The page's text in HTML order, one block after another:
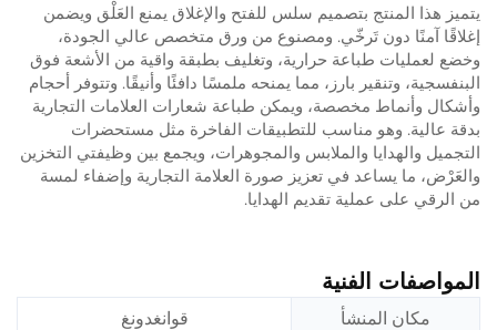
يتميز هذا المنتج بتصميم سلس للفتح والإغلاق يمنع العَلْق ويضمن
إغلاقًا آمنًا دون تَرخّي. ومصنوع من ورق متخصص عالي الجودة،
وخضع لعمليات طباعة حرارية، وتغليف بطبقة واقية من الأشعة فوق
البنفسجية، وتنقير بارز، مما يمنحه ملمسًا دافئًا وأنيقًا. وتتوفر أحجام
وأشكال وأنماط مخصصة، ويمكن طباعة شعارات العلامات التجارية
بدقة عالية. وهو مناسب للتطبيقات الفاخرة مثل مستحضرات
التجميل والهدايا والملابس والمجوهرات، ويجمع بين وظيفتي التخزين
والعَرْض، ما يساعد في تعزيز صورة العلامة التجارية وإضفاء لمسة
من الرقي على عملية تقديم الهدايا.
المواصفات الفنية
مكان المنشأ قوانغدونغ